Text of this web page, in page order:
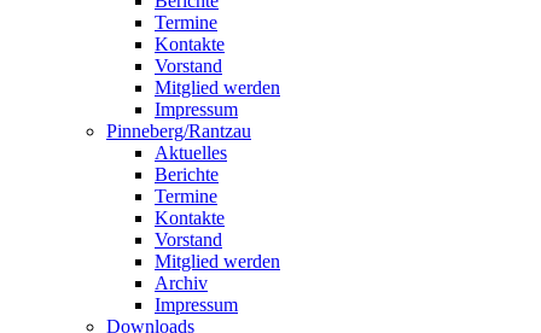
Termine
Kontakte
Vorstand
Mitglied werden
Impressum
Pinneberg/Rantzau
Aktuelles
Berichte
Termine
Kontakte
Vorstand
Mitglied werden
Archiv
Impressum
Downloads